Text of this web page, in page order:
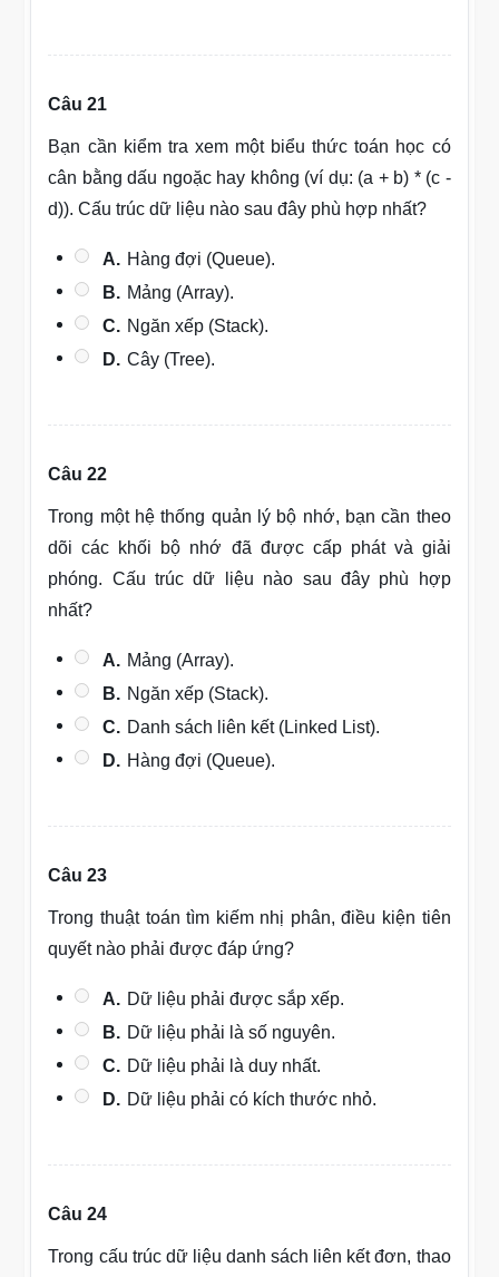
Câu 21
Bạn cần kiểm tra xem một biểu thức toán học có
cân bằng dấu ngoặc hay không (ví dụ: (a + b) * (c -
d)). Cấu trúc dữ liệu nào sau đây phù hợp nhất?
A. Hàng đợi (Queue).
B. Mảng (Array).
C. Ngăn xếp (Stack).
D. Cây (Tree).
Câu 22
Trong một hệ thống quản lý bộ nhớ, bạn cần theo
dõi các khối bộ nhớ đã được cấp phát và giải
phóng. Cấu trúc dữ liệu nào sau đây phù hợp
nhất?
A. Mảng (Array).
B. Ngăn xếp (Stack).
C. Danh sách liên kết (Linked List).
D. Hàng đợi (Queue).
Câu 23
Trong thuật toán tìm kiếm nhị phân, điều kiện tiên
quyết nào phải được đáp ứng?
A. Dữ liệu phải được sắp xếp.
B. Dữ liệu phải là số nguyên.
C. Dữ liệu phải là duy nhất.
D. Dữ liệu phải có kích thước nhỏ.
Câu 24
Trong cấu trúc dữ liệu danh sách liên kết đơn, thao